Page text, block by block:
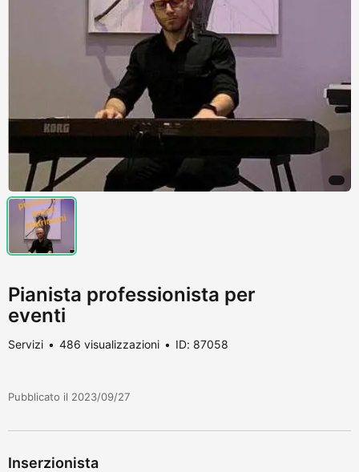
Pianista professionista per
eventi
Servizi 486 visualizzazioni ID: 87058
Pubblicato il 2023/09/27
Inserzionista